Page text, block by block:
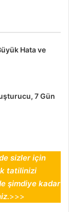
Hata ve
7 Gün
sizler için
tatilinizi
şimdiye kadar
>>>